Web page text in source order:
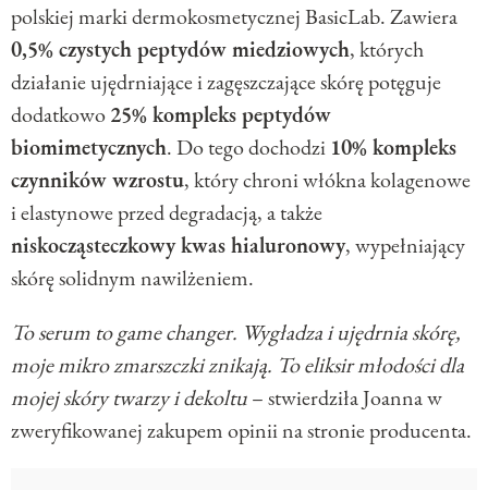
polskiej marki dermokosmetycznej BasicLab. Zawiera
0,5% czystych peptydów miedziowych, których
działanie ujędrniające i zagęszczające skórę potęguje
dodatkowo25% kompleks peptydów
biomimetycznych. Do tego dochodzi 10% kompleks
czynników wzrostu, który chroni włókna kolagenowe
i elastynowe przed degradacją, a także
niskocząsteczkowy kwas hialuronowy, wypełniający
skórę solidnym nawilżeniem.
To serum to game changer. Wygładza i ujędrnia skórę,
moje mikro zmarszczki znikają. To eliksir młodości dla
mojej skóry twarzy i dekoltu– stwierdziła Joanna w
zweryfikowanej zakupem opinii na stronie producenta.